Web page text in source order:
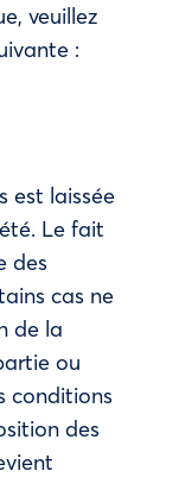
veuillez
:
est laissée
Le fait
des
cas ne
de la
ou
conditions
des